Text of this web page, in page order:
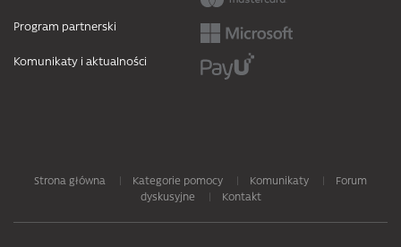
Program partnerski
Komunikaty i aktualności
Strona główna Kategorie pomocy Komunikaty
Forum
dyskusyjne
Kontakt